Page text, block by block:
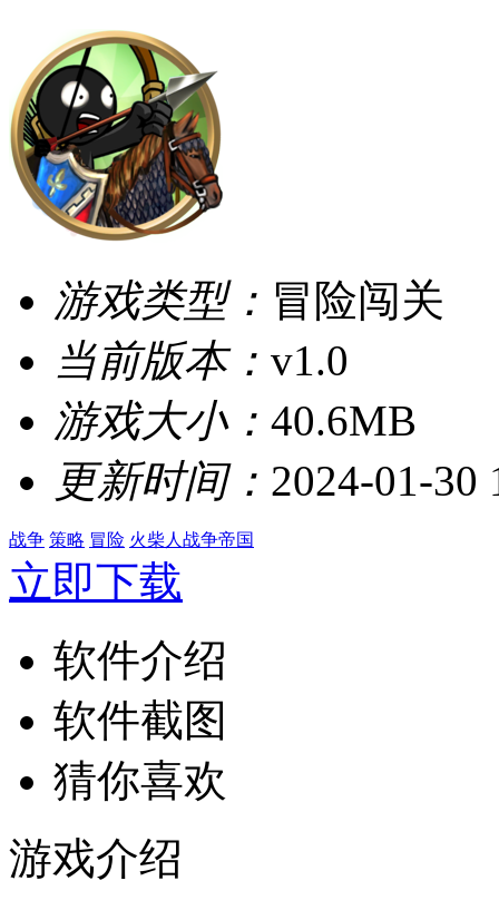
游戏类型： 冒险闯关
当前版本： v1.0
游戏大小： 40.6MB
更新时间： 2024-01-30
战争 策略 冒险 火柴人战争帝国
立即下载
软件介绍
软件截图
猜你喜欢
游戏介绍